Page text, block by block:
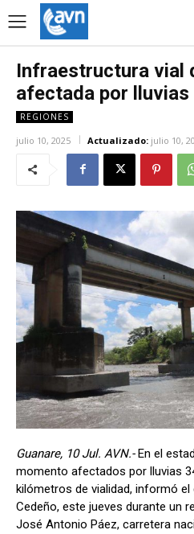
Infraestructura vial
afectada por lluvias
REGIONES
julio 10, 2025 Actualizado: julio 10,
Guanare, 10 Jul. AVN.-En el
momento afectados por lluvias
kilómetros de vialidad, informó el
Cedeño, este jueves durante un
José Antonio Páez, carretera